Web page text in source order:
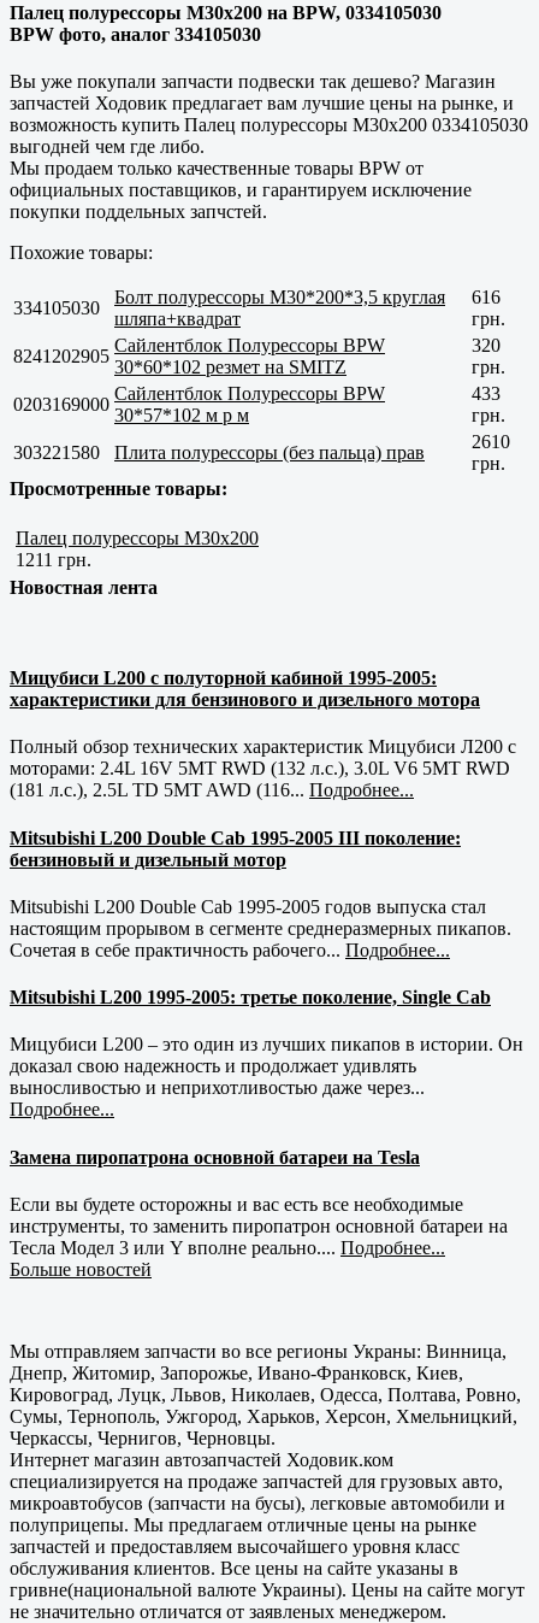
Палец полурессоры М30x200 на BPW, 0334105030
BPW фото, аналог 334105030
Вы уже покупали запчасти подвески так дешево? Магазин
запчастей Ходовик предлагает вам лучшие цены на рынке, и
возможность купить Палец полурессоры М30x200 0334105030
выгодней чем где либо.
Мы продаем только качественные товары BPW от
официальных поставщиков, и гарантируем исключение
покупки поддельных запчстей.
Похожие товары:
334105030
Болт полурессоры M30*200*3,5 круглая
шляпа+квадрат
616
грн.
8241202905
Сайлентблок Полурессоры BPW
30*60*102 резмет на SMITZ
320
грн.
0203169000
Сайлентблок Полурессоры BPW
30*57*102 м р м
433
грн.
303221580
Плита полурессоры (без пальца) прав
2610
грн.
Просмотренные товары:
Палец полурессоры М30x200
1211 грн.
Новостная лента
Мицубиси L200 с полуторной кабиной 1995-2005:
характеристики для бензинового и дизельного мотора
Полный обзор технических характеристик Мицубиси Л200 с
моторами: 2.4L 16V 5MT RWD (132 л.с.), 3.0L V6 5MT RWD
(181 л.с.), 2.5L TD 5MT AWD (116... Подробнее...
Mitsubishi L200 Double Cab 1995-2005 III поколение:
бензиновый и дизельный мотор
Mitsubishi L200 Double Cab 1995-2005 годов выпуска стал
настоящим прорывом в сегменте среднеразмерных пикапов.
Сочетая в себе практичность рабочего... Подробнее...
Mitsubishi L200 1995-2005: третье поколение, Single Cab
Мицубиси L200 – это один из лучших пикапов в истории. Он
доказал свою надежность и продолжает удивлять
выносливостью и неприхотливостью даже через...
Подробнее...
Замена пиропатрона основной батареи на Tesla
Если вы будете осторожны и вас есть все необходимые
инструменты, то заменить пиропатрон основной батареи на
Тесла Модел 3 или Y вполне реально.... Подробнее...
Больше новостей
Мы отправляем запчасти во все регионы Украны: Винница,
Днепр, Житомир, Запорожье, Ивано-Франковск, Киев,
Кировоград, Луцк, Львов, Николаев, Одесса, Полтава, Ровно,
Сумы, Тернополь, Ужгород, Харьков, Херсон, Хмельницкий,
Черкассы, Чернигов, Черновцы.
Интернет магазин автозапчастей Ходовик.ком
специализируется на продаже запчастей для грузовых авто,
микроавтобусов (запчасти на бусы), легковые автомобили и
полуприцепы. Мы предлагаем отличные цены на рынке
запчастей и предоставляем высочайшего уровня класс
обслуживания клиентов. Все цены на сайте указаны в
гривне(национальной валюте Украины). Цены на сайте могут
не значительно отличатся от заявленых менеджером.